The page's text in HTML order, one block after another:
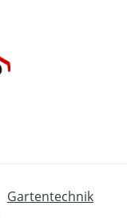
Gartentechnik